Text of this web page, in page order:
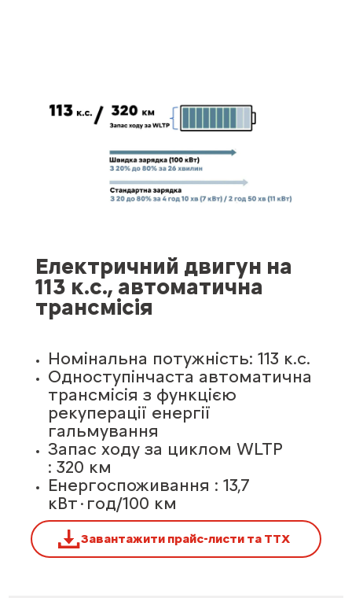
Електричний двигун на
113 к.с., автоматична
трансмісія
Номінальна потужність: 113 к.с.
Одноступінчаста автоматична
трансмісія з функцією
рекуперації енергії
гальмування
Запас ходу за циклом WLTP
: 320 км
Енергоспоживання : 13,7
кВт·год/100 км
Завантажити прайс-листи та ТТХ